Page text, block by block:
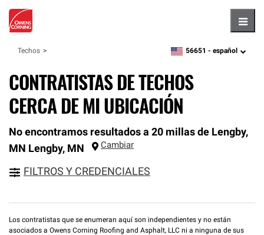
Techos zipcode, language
56651 - español
CONTRATISTAS DE TECHOS
CERCA DE MI UBICACIÓN
No encontramos resultados a 20 millas de Lengby,
MN Lengby, MN Cambiar
FILTROS Y CREDENCIALES
Los contratistas que se enumeran aquí son independientes y no están
asociados a Owens Corning Roofing and Asphalt, LLC ni a ninguna de sus